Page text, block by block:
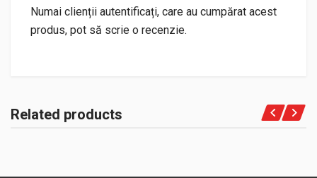
Numai clienții autentificați, care au cumpărat acest
produs, pot să scrie o recenzie.
Related products